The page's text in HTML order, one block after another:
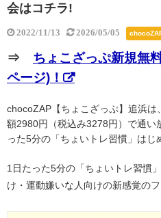
会はコチラ!
2022/11/13 2026/05/05
⇒ ちょこざっぷ新規無
ページ)！
chocoZAP【ちょこざっぷ】追浜は
額2980円（税込み3278円）で通い
った5分の「ちょいトレ習慣」はじ
1日たった5分の「ちょいトレ習慣
け・運動嫌いな人向けの新感覚の